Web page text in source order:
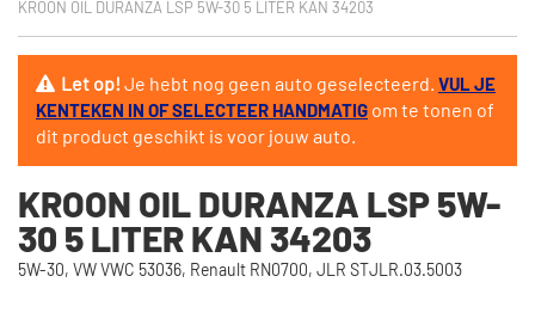
KROON OIL DURANZA LSP 5W-30 5 LITER KAN 34203
Let op!Je hebt nog geen auto geselecteerd. VUL JE
KENTEKEN IN OF SELECTEER HANDMATIG om te tonen of
dit product geschikt is voor jouw auto.
KROON OIL DURANZA LSP 5W-
30 5 LITER KAN 34203
5W-30, VW VWC 53036, Renault RN0700, JLR STJLR.03.5003